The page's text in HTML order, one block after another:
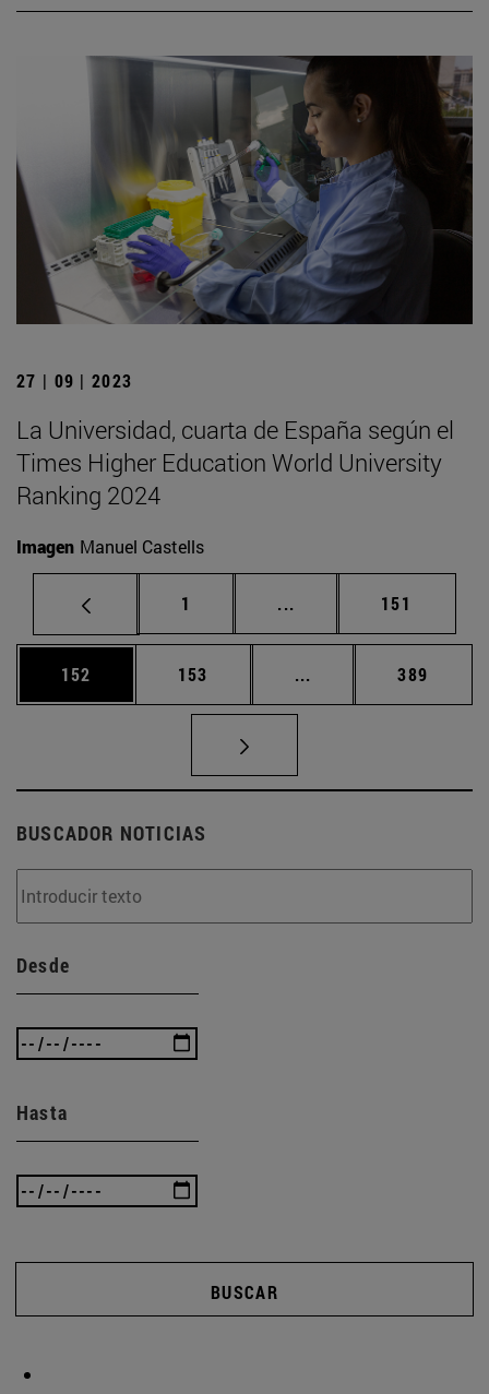
27 | 09 | 2023
La Universidad, cuarta de España según el
Times Higher Education World University
Ranking 2024
Imagen Manuel Castells
Página
1 ... Páginas intermedias
Página
151
Página
152 Página
153 ... Páginas intermedias
Página
389
BUSCADOR NOTICIAS
Desde
Hasta
BUSCAR